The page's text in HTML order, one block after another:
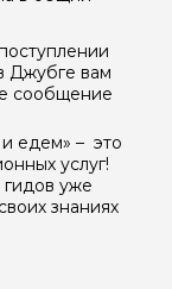
Джубге вам
сообщение
едем» – это
услуг!
уже
знаниях